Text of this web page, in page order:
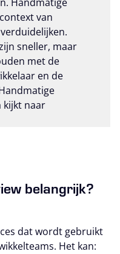
van
sneller, maar
met de
en de
kijkt naar
belangrijk?
dat wordt gebruikt
Het kan: